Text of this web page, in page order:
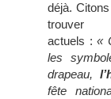
déjà.
actuels : «
les
drapeau,
fête